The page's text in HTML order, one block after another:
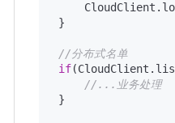
}
//分布式名单
if
//...业务处理
}